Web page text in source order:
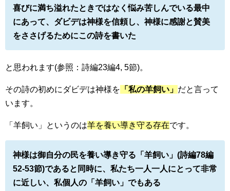
喜びに満ち溢れたときではなく悩み苦しんでいる最中
にあって、ダビデは神様を信頼し、神様に感謝と賛美
をささげるためにこの詩を書いた
と思われます(参照：詩編23編4, 5節)。
その詩の初めにダビデは神様を 「私の羊飼い」 だと言って
います。
「羊飼い」というのは羊を養い導き守る存在です。
神様は御自分の民を養い導き守る「羊飼い」(詩編78編
52-53節)であると同時に、私たち一人一人にとって非常
に近しい、私個人の「羊飼い」でもある